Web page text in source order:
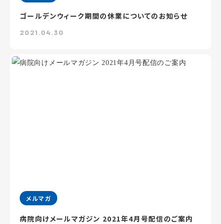
ゴールデンウィーク期間の休業についてのお知らせ
2021.04.30
メルマガ
病院向けメールマガジン 2021年4月号配信のご案内